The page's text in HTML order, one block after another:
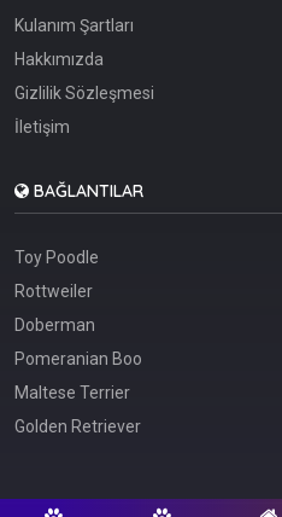
Kulanım Şartları
Hakkımızda
Gizlilik Sözleşmesi
İletişim
BAĞLANTILAR
Toy Poodle
Rottweiler
Doberman
Pomeranian Boo
Maltese Terrier
Golden Retriever